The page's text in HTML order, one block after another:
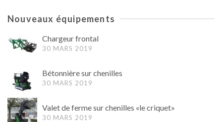
Nouveaux équipements
Chargeur frontal
30 MARS 2019
Bétonnière sur chenilles
30 MARS 2019
Valet de ferme sur chenilles «le criquet»
30 MARS 2019